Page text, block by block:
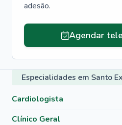
adesão.
Agendar
Especialidades em Santo
Cardiologista
Clínico Geral